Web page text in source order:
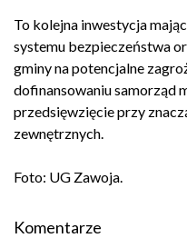
To kolejna inwestycja
systemu bezpieczeństwa
gminy na potencjalne
dofinansowaniu samorząd
przedsięwzięcie przy
zewnętrznych.
Foto: UG Zawoja.
Komentarze